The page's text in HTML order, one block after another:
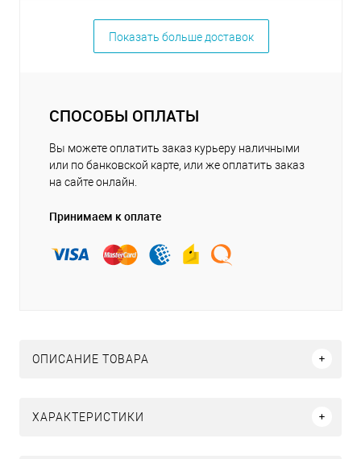
Показать больше доставок
СПОСОБЫ ОПЛАТЫ
Вы можете оплатить заказ курьеру наличными
или по банковской карте, или же оплатить заказ
на сайте онлайн.
Принимаем к оплате
ОПИСАНИЕ ТОВАРА
ХАРАКТЕРИСТИКИ